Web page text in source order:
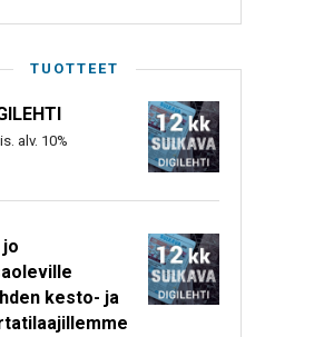
TUOTTEET
alv. 10%
jo
kesto- ja